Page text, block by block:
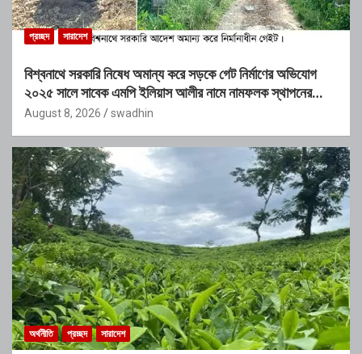
প্রচ্ছদ সারাদেশ
বিশ্বনাথে সরকারি নিষেধ অমান্য করে সড়কে গেট নির্মাণের অভিযোগ
২০২৫ সালে সাবেক এমপি ইলিয়াস আলীর নামে নামফলক স্থাপনের
অভিযোগ
August 8, 2026 swadhin
অর্থনীতি প্রচ্ছদ সারাদেশ